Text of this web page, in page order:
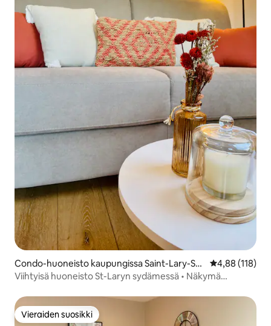
Condo-huoneisto kaupungissa Saint-Lary-So
ulan
4,88 (118)
Viihtyisä huoneisto St-Laryn sydämessä • Näkymä
Vieraiden suosikki
Vieraiden suosikki